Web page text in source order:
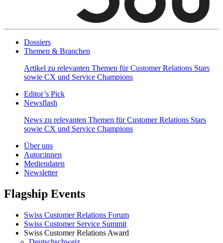
Dossiers
Themen & Branchen
Artikel zu relevanten Themen für Customer Relations Stars
sowie CX und Service Champions
Editor’s Pick
Newsflash
News zu relevanten Themen für Customer Relations Stars
sowie CX und Service Champions
Über uns
Autor:innen
Mediendaten
Newsletter
Flagship Events
Swiss Customer Relations Forum
Swiss Customer Service Summit
Swiss Customer Relations Award